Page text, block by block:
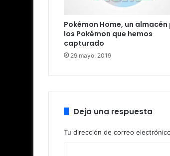
Pokémon Home, un
los Pokémon que hemos
capturado
29 mayo, 2019
Deja una respuesta
Tu dirección de correo